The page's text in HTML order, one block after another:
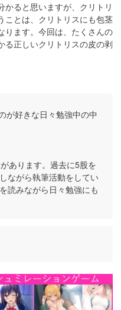
かると思いますが、クリトリ
ことは、クリトリスにも包茎
ります。今回は、たくさんの
る正しいクリトリスの皮の剥
が好きな日々勉強中の中
あります。過去に5股を
ながら執筆活動をしてい
読みながら日々勉強にも